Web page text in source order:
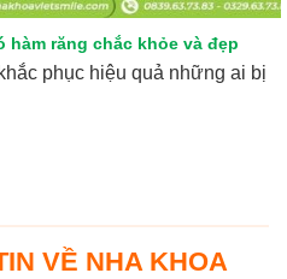
răng chắc khỏe và đẹp
phục hiệu quả những ai bị
VỀ NHA KHOA